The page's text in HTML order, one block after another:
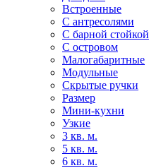
Встроенные
С антресолями
С барной стойкой
С островом
Малогабаритные
Модульные
Скрытые ручки
Размер
Мини-кухни
Узкие
3 кв. м.
5 кв. м.
6 кв. м.